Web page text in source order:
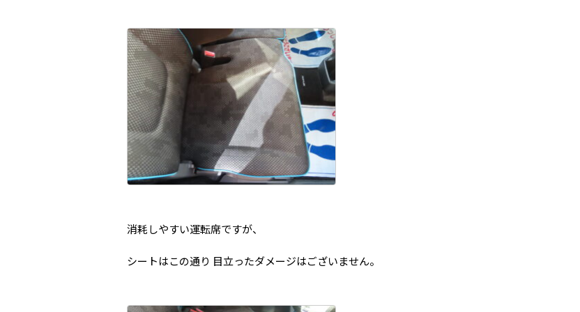
消耗しやすい運転席ですが、
シートはこの通り 目立ったダメージはございません。